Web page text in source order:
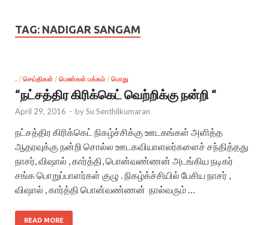
TAG: NADIGAR SANGAM
. / செய்திகள் / பெண்கள் பக்கம் / பொது
“நட்சத்திர கிரிக்கெட் வெற்றிக்கு நன்றி “
April 29, 2016 - bySu Senthilkumaran
நட்சத்திர கிரிக்கெட் நிகழ்ச்சிக்கு ஊடகங்கள் அளித்த
ஆதரவுக்கு நன்றி சொல்ல ஊடகவியாளலர்களைச் சந்தித்தது
நாசர், விஷால் , கார்த்தி, பொன்வண்ணன் அடங்கிய நடிகர்
சங்க பொறுப்பாளர்கள் குழு . நிகழ்க்ச்சியில் பேசிய நாசர் ,
விஷால் , கார்த்தி பொன்வண்ணன் நால்வரும் …
READ MORE